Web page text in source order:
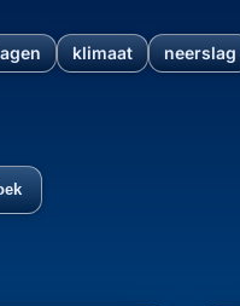
klimaat neerslag